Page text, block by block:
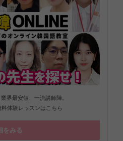
界最安値、一流講師陣。
体験レッスンはこちら
をみる